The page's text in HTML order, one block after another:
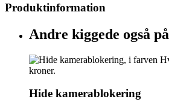
Produktinformation
Andre kiggede også på
Hide kamerablokering